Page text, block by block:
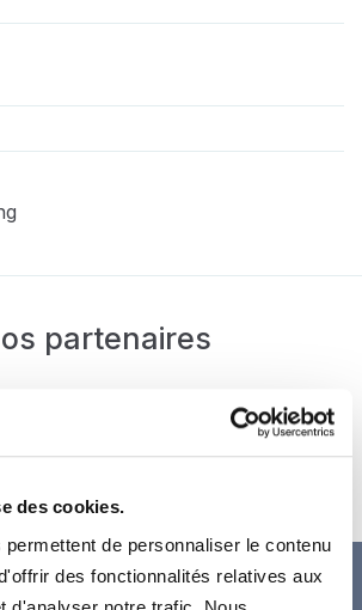
des cookies.
de personnaliser le contenu
des fonctionnalités relatives aux
partenaires